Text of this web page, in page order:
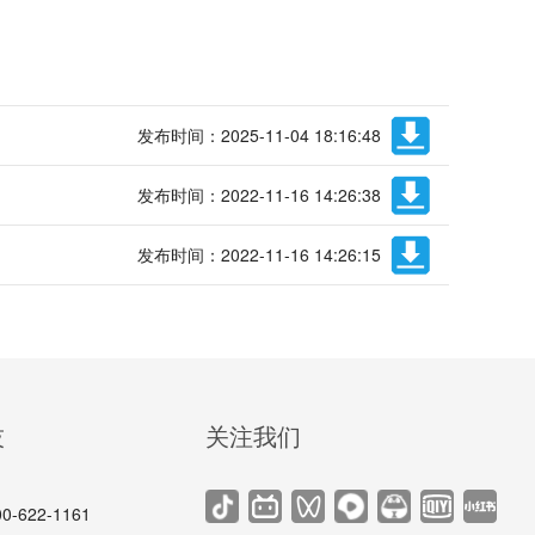
发布时间：2025-11-04 18:16:48
发布时间：2022-11-16 14:26:38
发布时间：2022-11-16 14:26:15
622-1161
关注我们